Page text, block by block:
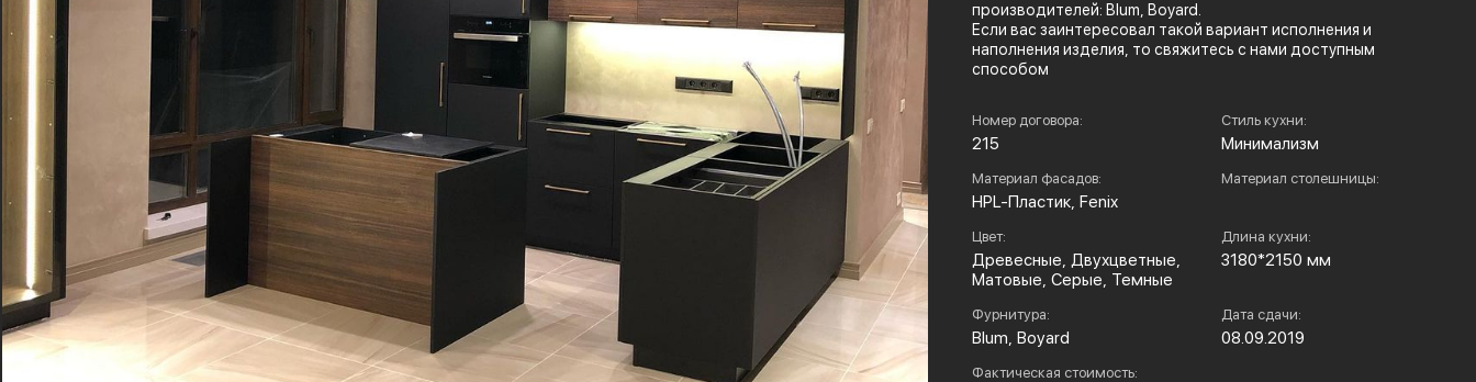
производителей: Blum, Boyard.
Если вас заинтересовал такой вариант исполнения и
наполнения изделия, то свяжитесь с нами доступным
способом
Номер договора:
215
Стиль кухни:
Минимализм
Материал фасадов:
HPL-Пластик, Fenix
Материал столешницы:
Цвет:
Древесные, Двухцветные,
Матовые, Серые, Темные
Длина кухни:
3180*2150 мм
Фурнитура:
Blum, Boyard
Дата сдачи:
08.09.2019
Фактическая стоимость: